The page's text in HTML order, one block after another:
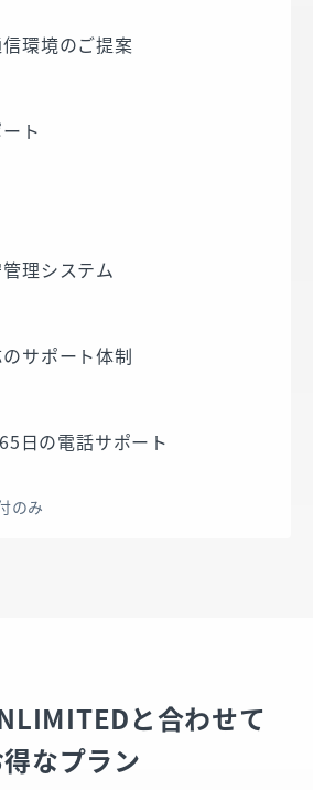
環境のご提案
ト
理システム
サポート体制
日の電話サポート
のみ
と合わせて
なプラン